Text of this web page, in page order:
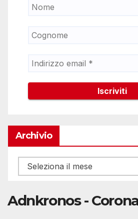
Archivio
Archivio
Adnkronos -